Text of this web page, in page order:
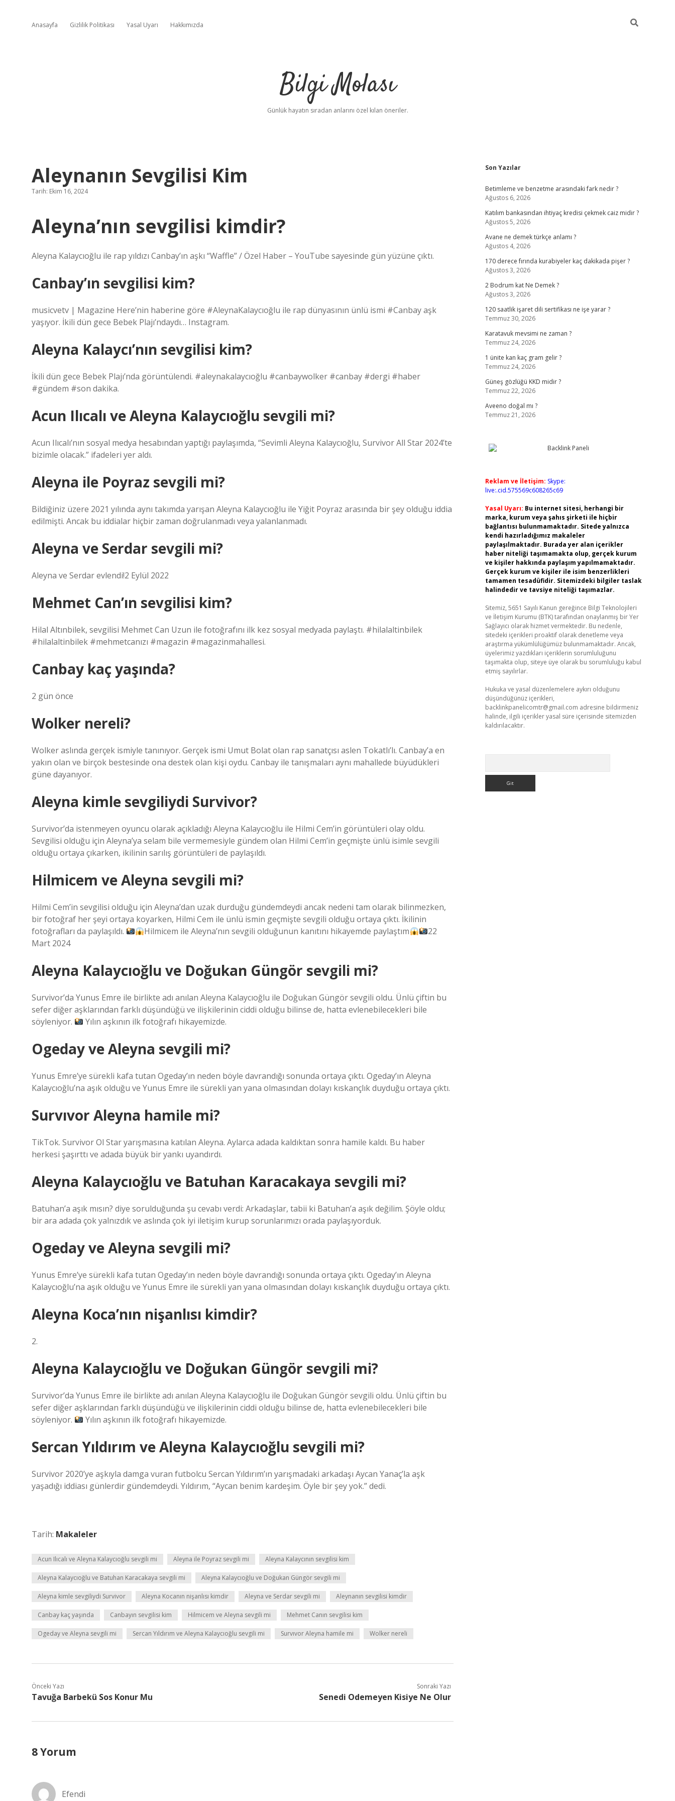
Anasayfa Gizlilik Politikası Yasal Uyarı Hakkımızda
Bilgi Molası
Günlük hayatın sıradan anlarını özel kılan öneriler.
Aleynanın Sevgilisi Kim
Tarih: Ekim 16, 2024
Aleyna’nın sevgilisi kimdir?
Aleyna Kalaycıoğlu ile rap yıldızı Canbay’ın aşkı “Waffle” / Özel Haber – YouTube sayesinde gün yüzüne çıktı.
Canbay’ın sevgilisi kim?
musicvetv | Magazine Here’nin haberine göre #AleynaKalaycıoğlu ile rap dünyasının ünlü ismi #Canbay aşk
yaşıyor. İkili dün gece Bebek Plajı’ndaydı… Instagram.
Aleyna Kalaycı’nın sevgilisi kim?
İkili dün gece Bebek Plajı’nda görüntülendi. #aleynakalaycıoğlu #canbaywolker #canbay #dergi #haber
#gündem #son dakika.
Acun Ilıcalı ve Aleyna Kalaycıoğlu sevgili mi?
Acun Ilıcalı’nın sosyal medya hesabından yaptığı paylaşımda, “Sevimli Aleyna Kalaycıoğlu, Survivor All Star 2024’te
bizimle olacak.” ifadeleri yer aldı.
Aleyna ile Poyraz sevgili mi?
Bildiğiniz üzere 2021 yılında aynı takımda yarışan Aleyna Kalaycıoğlu ile Yiğit Poyraz arasında bir şey olduğu iddia
edilmişti. Ancak bu iddialar hiçbir zaman doğrulanmadı veya yalanlanmadı.
Aleyna ve Serdar sevgili mi?
Aleyna ve Serdar evlendi!2 Eylül 2022
Mehmet Can’ın sevgilisi kim?
Hilal Altınbilek, sevgilisi Mehmet Can Uzun ile fotoğrafını ilk kez sosyal medyada paylaştı. #hilalaltinbilek
#hilalaltinbilek #mehmetcanızı #magazin #magazinmahallesi.
Canbay kaç yaşında?
2 gün önce
Wolker nereli?
Wolker aslında gerçek ismiyle tanınıyor. Gerçek ismi Umut Bolat olan rap sanatçısı aslen Tokatlı’lı. Canbay’a en
yakın olan ve birçok bestesinde ona destek olan kişi oydu. Canbay ile tanışmaları aynı mahallede büyüdükleri
güne dayanıyor.
Aleyna kimle sevgiliydi Survivor?
Survivor’da istenmeyen oyuncu olarak açıkladığı Aleyna Kalaycıoğlu ile Hilmi Cem’in görüntüleri olay oldu.
Sevgilisi olduğu için Aleyna’ya selam bile vermemesiyle gündem olan Hilmi Cem’in geçmişte ünlü isimle sevgili
olduğu ortaya çıkarken, ikilinin sarılış görüntüleri de paylaşıldı.
Hilmicem ve Aleyna sevgili mi?
Hilmi Cem’in sevgilisi olduğu için Aleyna’dan uzak durduğu gündemdeydi ancak nedeni tam olarak bilinmezken,
bir fotoğraf her şeyi ortaya koyarken, Hilmi Cem ile ünlü ismin geçmişte sevgili olduğu ortaya çıktı. İkilinin
fotoğrafları da paylaşıldı.
Hilmicem ile Aleyna’nın sevgili olduğunun kanıtını hikayemde paylaştım
22
Mart 2024
Aleyna Kalaycıoğlu ve Doğukan Güngör sevgili mi?
Survivor’da Yunus Emre ile birlikte adı anılan Aleyna Kalaycıoğlu ile Doğukan Güngör sevgili oldu. Ünlü çiftin bu
sefer diğer aşklarından farklı düşündüğü ve ilişkilerinin ciddi olduğu bilinse de, hatta evlenebilecekleri bile
söyleniyor.
Yılın aşkının ilk fotoğrafı hikayemizde.
Ogeday ve Aleyna sevgili mi?
Yunus Emre’ye sürekli kafa tutan Ogeday’ın neden böyle davrandığı sonunda ortaya çıktı. Ogeday’ın Aleyna
Kalaycıoğlu’na aşık olduğu ve Yunus Emre ile sürekli yan yana olmasından dolayı kıskançlık duyduğu ortaya çıktı.
Survıvor Aleyna hamile mi?
TikTok. Survivor Ol Star yarışmasına katılan Aleyna. Aylarca adada kaldıktan sonra hamile kaldı. Bu haber
herkesi şaşırttı ve adada büyük bir yankı uyandırdı.
Aleyna Kalaycıoğlu ve Batuhan Karacakaya sevgili mi?
Batuhan’a aşık mısın? diye sorulduğunda şu cevabı verdi: Arkadaşlar, tabii ki Batuhan’a aşık değilim. Şöyle oldu;
bir ara adada çok yalnızdık ve aslında çok iyi iletişim kurup sorunlarımızı orada paylaşıyorduk.
Ogeday ve Aleyna sevgili mi?
Yunus Emre’ye sürekli kafa tutan Ogeday’ın neden böyle davrandığı sonunda ortaya çıktı. Ogeday’ın Aleyna
Kalaycıoğlu’na aşık olduğu ve Yunus Emre ile sürekli yan yana olmasından dolayı kıskançlık duyduğu ortaya çıktı.
Aleyna Koca’nın nişanlısı kimdir?
2.
Aleyna Kalaycıoğlu ve Doğukan Güngör sevgili mi?
Survivor’da Yunus Emre ile birlikte adı anılan Aleyna Kalaycıoğlu ile Doğukan Güngör sevgili oldu. Ünlü çiftin bu
sefer diğer aşklarından farklı düşündüğü ve ilişkilerinin ciddi olduğu bilinse de, hatta evlenebilecekleri bile
söyleniyor.
Yılın aşkının ilk fotoğrafı hikayemizde.
Sercan Yıldırım ve Aleyna Kalaycıoğlu sevgili mi?
Survivor 2020’ye aşkıyla damga vuran futbolcu Sercan Yıldırım’ın yarışmadaki arkadaşı Aycan Yanaç’la aşk
yaşadığı iddiası günlerdir gündemdeydi. Yıldırım, “Aycan benim kardeşim. Öyle bir şey yok.” dedi.
Tarih: Makaleler
Acun Ilıcalı ve Aleyna Kalaycıoğlu sevgili mi Aleyna ile Poyraz sevgili mi Aleyna Kalaycının sevgilisi kim
Aleyna Kalaycıoğlu ve Batuhan Karacakaya sevgili mi Aleyna Kalaycıoğlu ve Doğukan Güngör sevgili mi
Aleyna kimle sevgiliydi Survivor Aleyna Kocanın nişanlısı kimdir Aleyna ve Serdar sevgili mi Aleynanın sevgilisi kimdir
Canbay kaç yaşında Canbayın sevgilisi kim Hilmicem ve Aleyna sevgili mi Mehmet Canın sevgilisi kim
Ogeday ve Aleyna sevgili mi Sercan Yıldırım ve Aleyna Kalaycıoğlu sevgili mi Survıvor Aleyna hamile mi Wolker nereli
Önceki Yazı
Tavuğa Barbekü Sos Konur Mu
Sonraki Yazı
Senedi Odemeyen Kisiye Ne Olur
8 Yorum
Efendi
Sidebar
Son Yazılar
Betimleme ve benzetme arasındaki fark nedir ?
Ağustos 6, 2026
Katılım bankasından ihtiyaç kredisi çekmek caiz midir ?
Ağustos 5, 2026
Avane ne demek türkçe anlamı ?
Ağustos 4, 2026
170 derece fırında kurabiyeler kaç dakikada pişer ?
Ağustos 3, 2026
2 Bodrum kat Ne Demek ?
Ağustos 3, 2026
120 saatlik işaret dili sertifikası ne işe yarar ?
Temmuz 30, 2026
Karatavuk mevsimi ne zaman ?
Temmuz 24, 2026
1 ünite kan kaç gram gelir ?
Temmuz 24, 2026
Güneş gözlüğü KKD midir ?
Temmuz 22, 2026
Aveeno doğal mı ?
Temmuz 21, 2026
Reklam ve İletişim: Skype:
live:.cid.575569c608265c69
Yasal Uyarı: Bu internet sitesi, herhangi bir
marka, kurum veya şahıs şirketi ile hiçbir
bağlantısı bulunmamaktadır. Sitede yalnızca
kendi hazırladığımız makaleler
paylaşılmaktadır. Burada yer alan içerikler
haber niteliği taşımamakta olup, gerçek kurum
ve kişiler hakkında paylaşım yapılmamaktadır.
Gerçek kurum ve kişiler ile isim benzerlikleri
tamamen tesadüfidir. Sitemizdeki bilgiler taslak
halindedir ve tavsiye niteliği taşımazlar.
Sitemiz, 5651 Sayılı Kanun gereğince Bilgi Teknolojileri
ve İletişim Kurumu (BTK) tarafından onaylanmış bir Yer
Sağlayıcı olarak hizmet vermektedir. Bu nedenle,
sitedeki içerikleri proaktif olarak denetleme veya
araştırma yükümlülüğümüz bulunmamaktadır. Ancak,
üyelerimiz yazdıkları içeriklerin sorumluluğunu
taşımakta olup, siteye üye olarak bu sorumluluğu kabul
etmiş sayılırlar.
Hukuka ve yasal düzenlemelere aykırı olduğunu
düşündüğünüz içerikleri,
backlinkpanelicomtr@gmail.com adresine bildirmeniz
halinde, ilgili içerikler yasal süre içerisinde sitemizden
kaldırılacaktır.